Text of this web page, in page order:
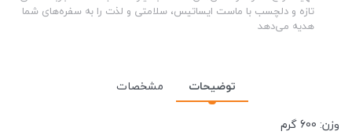
تازه و دلچسب با ماست ایساتیس، سلامتی و لذت را به سفره‌های شما
هدیه می‌دهد
توضیحات
مشخصات
وزن: 600 گرم